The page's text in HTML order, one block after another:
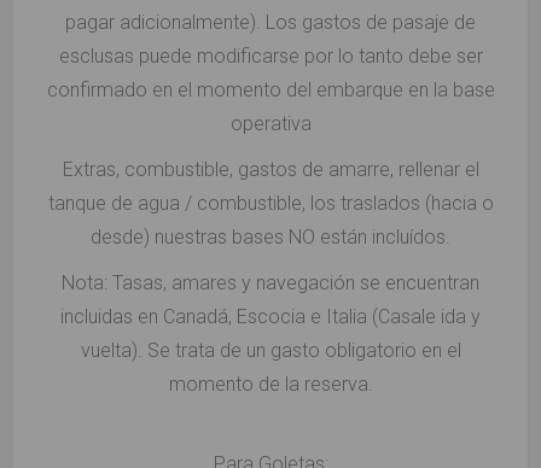
pagar adicionalmente). Los gastos de pasaje de
esclusas puede modificarse por lo tanto debe ser
confirmado en el momento del embarque en la base
operativa
Extras, combustible, gastos de amarre, rellenar el
tanque de agua / combustible, los traslados (hacia o
desde) nuestras bases NO están incluídos.
Nota: Tasas, amares y navegación se encuentran
incluidas en Canadá, Escocia e Italia (Casale ida y
vuelta). Se trata de un gasto obligatorio en el
momento de la reserva.